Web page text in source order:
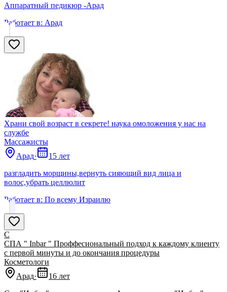
Аппаратный педикюр -Арад
Работает в: Арад
Храни свой возраст в секрете! наука омоложения у нас на
службе
Массажисты
Арад·
15 лет
разгладить морщины,вернуть сияющий вид лица и
волос,убрать целлюлит
Работает в: По всему Израилю
С
СПА " Inbar " Проффесиональный подход к каждому клиенту
с первой минуты и до окончания процедуры
Косметологи
Арад·
16 лет